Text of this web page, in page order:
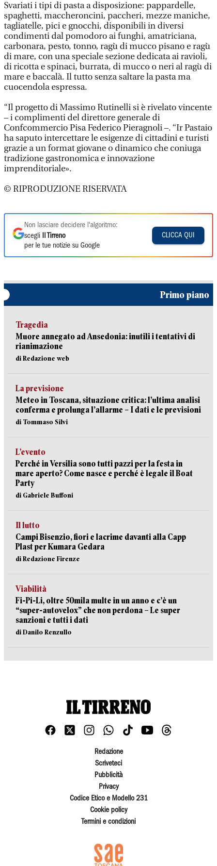
Svariati i tipi di pasta a disposizione: pappardelle,
spaghetti, maccheroncini, paccheri, mezze maniche,
tagliatelle, pici e gnocchi, disponibili in diversi
condimenti dal pomodoro ai funghi, amatriciana,
carbonara, pesto, tonno, ragù di mucco pisano e ragù
di mare, con una speciale sezione dedicata ai ravioli,
di ricotta e spinaci, burrata, di mucco o neri al ragù di
mare e baccalà. Il tutto senza saltare la pasta ma
cuocendola espressa.
“Il progetto di Massimo Rutinelli si è rivelato vincente
– i complimenti del direttore generale di
Confcommercio Pisa Federico Pieragnoli –. “Ir Pastaio
ha saputo intercettare le esigenze di cittadini e turisti
grazie a un format giovane o dinamico che coniuga
tradizione gastronomica e innovazione
imprenditoriale».
© RIPRODUZIONE RISERVATA
Non lasciare decidere l'algoritmo:
scegli
Il Tirreno
per le tue notizie su Google
CLICCA QUI
Primo piano
Tragedia
Muore annegato ad Ansedonia: inutili i tentativi di
rianimazione
di Redazione web
La previsione
Meteo in Toscana, situazione critica: l’ultima analisi
conferma e prolunga l’allarme – I dati e le previsioni
di Tommaso Silvi
L’evento
Perché in Versilia sono tutti pazzi per la festa in
mare aperto? Come nasce e perché è legale il Boat
Party
di Gabriele Buffoni
Il lutto
Campi Bisenzio, fiori e lacrime davanti alla Capp
Plast per Kumara Gedara
di Redazione Firenze
Viabilità
Fi-Pi-Li, oltre 50mila multe in un anno e c’è un
“super-autovelox” che non perdona – Le super
sanzioni e tutti i dati
di Danilo Renzullo
Redazione
Scriveteci
Pubblicità
Privacy
Codice Etico e Modello 231
Cookie policy
Termini e condizioni